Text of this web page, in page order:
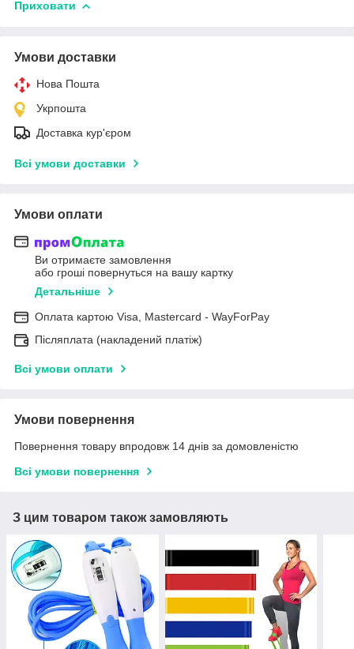
Приховати
Умови доставки
Нова Пошта
Укрпошта
Доставка кур'єром
Всі умови доставки
Умови оплати
Ви отримаєте замовлення
або гроші повернуться на вашу картку
Детальніше
Оплата картою Visa, Mastercard - WayForPay
Післяплата (накладений платіж)
Всі умови оплати
Умови повернення
Повернення товару впродовж 14 днів за домовленістю
Всі умови повернення
З цим товаром також замовляють